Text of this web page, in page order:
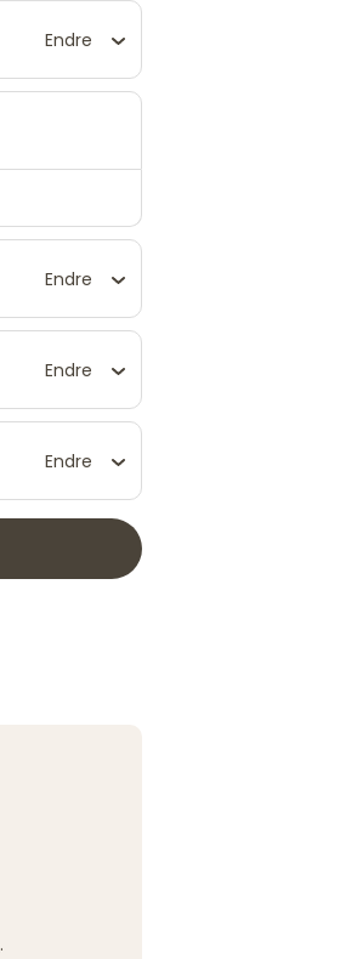
Endre
Endre
Endre
Endre
.